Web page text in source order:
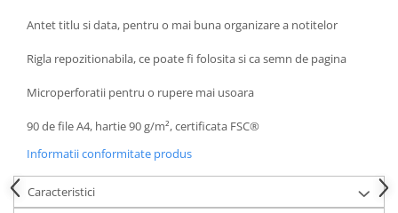
Caiete si blocnotesuri
personalizate
Imbracaminte
Tricouri
Bluze & Pulovere
Camasi
Antet titlu si data, pentru o mai buna organizare a notitelor
Rigla repozitionabila, ce poate fi folosita si ca semn de pagina
Microperforatii pentru o rupere mai usoara
90 de file A4, hartie 90 g/m², certificata FSC®
Informatii conformitate produs
Caracteristici